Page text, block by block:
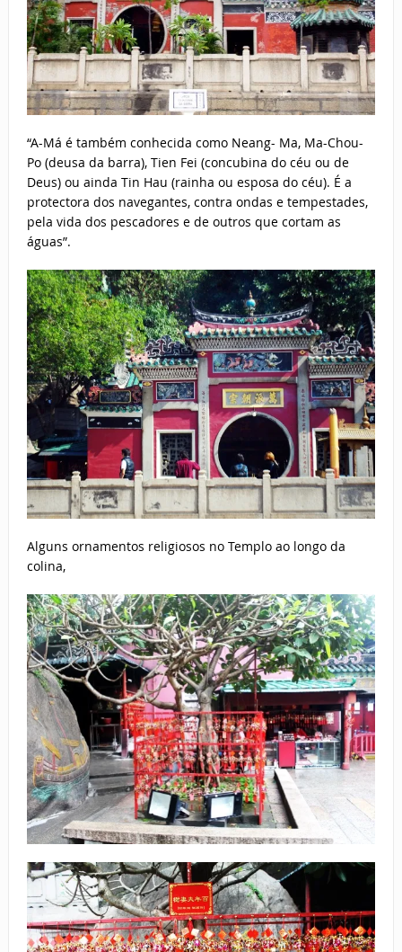
“A-Má é também conhecida como Neang- Ma, Ma-Chou-
Po (deusa da barra), Tien Fei (concubina do céu ou de
Deus) ou ainda Tin Hau (rainha ou esposa do céu). É a
protectora dos navegantes, contra ondas e tempestades,
pela vida dos pescadores e de outros que cortam as
águas”.
Alguns ornamentos religiosos no Templo ao longo da
colina,